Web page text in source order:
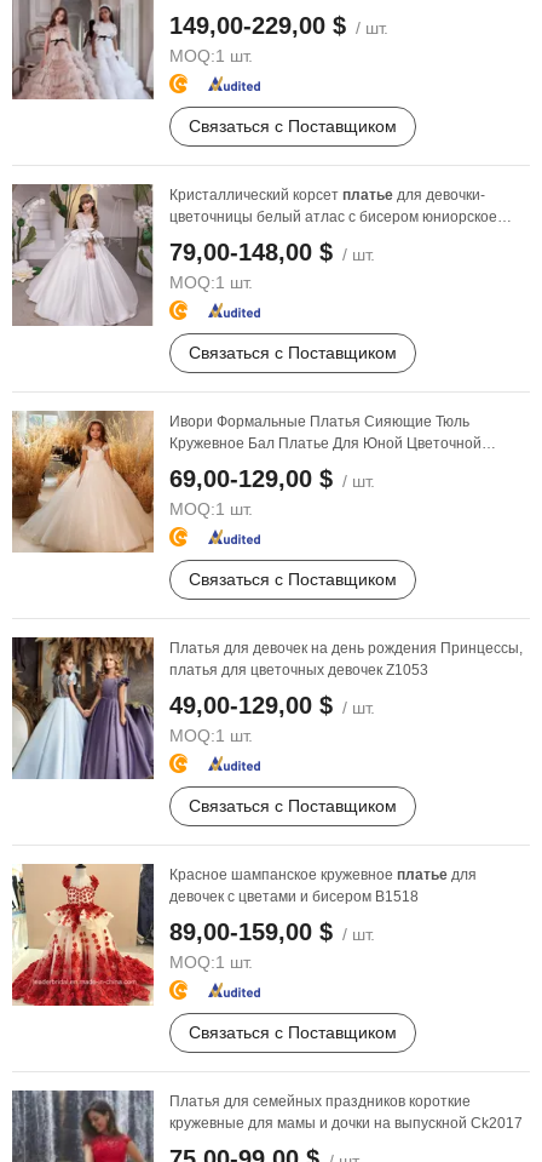
149,00-229,00 $ / шт.
MOQ:1 шт.
Связаться с Поставщиком
Кристаллический корсет платье для девочки-
цветочницы белый атлас с бисером юниорское
79,00-148,00 $ / шт.
MOQ:1 шт.
Связаться с Поставщиком
Ивори Формальные Платья Сияющие Тюль
Кружевное Бал Платье Для Юной Цветочной
69,00-129,00 $ / шт.
MOQ:1 шт.
Связаться с Поставщиком
Платья для девочек на день рождения Принцессы,
платья для цветочных девочек Z1053
49,00-129,00 $ / шт.
MOQ:1 шт.
Связаться с Поставщиком
Красное шампанское кружевное платье для
девочек с цветами и бисером B1518
89,00-159,00 $ / шт.
MOQ:1 шт.
Связаться с Поставщиком
Платья для семейных праздников короткие
кружевные для мамы и дочки на выпускной Ck2017